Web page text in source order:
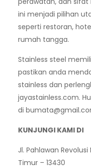
ini menjadi pilihan
seperti restoran,
rumah tangga.
Stainless steel
pastikan anda
stainless dan
jayastainless.com.
di
KUNJUNGI KAMI DI
Jl. Pahlawan
Timur – 13430